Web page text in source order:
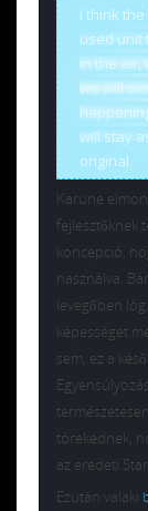
I think
used unit
in the air,
we will
will stay
original.
Karune
fejlesztőknek
koncepció,
használva.
levegőben
képességet
sem, ez a
törekednek,
az eredeti
Ezután valaki